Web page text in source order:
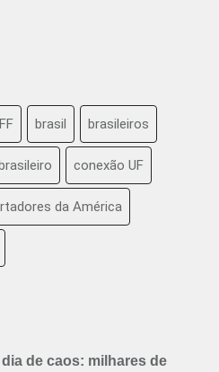
brasil brasileiros
conexão UF
da América
de caos: milhares de